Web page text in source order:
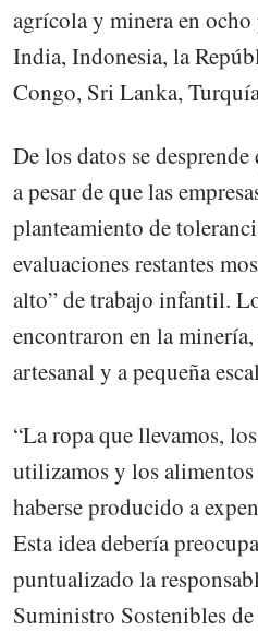
agrícola y minera en
India, Indonesia, la
Congo, Sri Lanka,
De los datos se
a pesar de que las
planteamiento de
evaluaciones restantes
alto” de trabajo infantil.
encontraron en la
artesanal y a pequeña
“La ropa que llevamos,
utilizamos y los alimentos
haberse producido a
Esta idea debería
puntualizado la
Suministro Sostenibles